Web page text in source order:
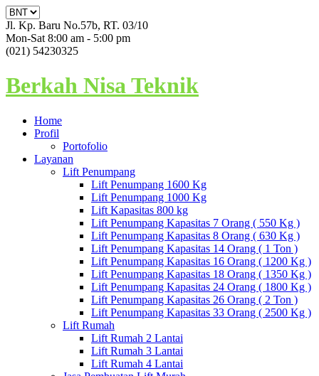
Jl. Kp. Baru No.57b, RT. 03/10
Mon-Sat 8:00 am - 5:00 pm
(021) 54230325
Berkah Nisa Teknik
Home
Profil
Portofolio
Layanan
Lift Penumpang
Lift Penumpang 1600 Kg
Lift Penumpang 1000 Kg
Lift Kapasitas 800 kg
Lift Penumpang Kapasitas 7 Orang ( 550 Kg )
Lift Penumpang Kapasitas 8 Orang ( 630 Kg )
Lift Penumpang Kapasitas 14 Orang ( 1 Ton )
Lift Penumpang Kapasitas 16 Orang ( 1200 Kg )
Lift Penumpang Kapasitas 18 Orang ( 1350 Kg )
Lift Penumpang Kapasitas 24 Orang ( 1800 Kg )
Lift Penumpang Kapasitas 26 Orang ( 2 Ton )
Lift Penumpang Kapasitas 33 Orang ( 2500 Kg )
Lift Rumah
Lift Rumah 2 Lantai
Lift Rumah 3 Lantai
Lift Rumah 4 Lantai